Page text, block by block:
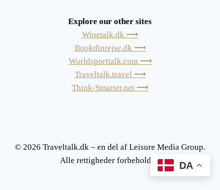
Explore our other sites
Winetalk.dk ⟶
Bookdinrejse.dk ⟶
Worldsporttalk.com ⟶
Traveltalk.travel ⟶
Think-Smarter.net ⟶
© 2026 Traveltalk.dk – en del af Leisure Media Group.
Alle rettigheder forbeholdes.
DA